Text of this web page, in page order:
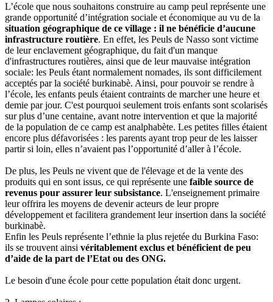
L’école que nous souhaitons construire au camp peul représente une
grande opportunité d’intégration sociale et économique au vu de la
situation géographique de ce village : il ne bénéficie d’aucune
infrastructure routière. En effet, les Peuls de Nasso sont victime
de leur enclavement géographique, du fait d'un manque
d'infrastructures routières, ainsi que de leur mauvaise intégration
sociale: les Peuls étant normalement nomades, ils sont difficilement
acceptés par la société burkinabè. Ainsi, pour pouvoir se rendre à
l’école, les enfants peuls étaient contraints de marcher une heure et
demie par jour. C'est pourquoi seulement trois enfants sont scolarisés
sur plus d’une centaine, avant notre intervention et que la majorité
de la population de ce camp est analphabète. Les petites filles étaient
encore plus défavorisées : les parents ayant trop peur de les laisser
partir si loin, elles n’avaient pas l’opportunité d’aller à l’école.
De plus, les Peuls ne vivent que de l'élevage et de la vente des
produits qui en sont issus, ce qui représente une faible source de
revenus pour assurer leur subsistance. L'enseignement primaire
leur offrira les moyens de devenir acteurs de leur propre
développement et facilitera grandement leur insertion dans la société
burkinabè.
Enfin les Peuls représente l’ethnie la plus rejetée du Burkina Faso:
ils se trouvent ainsi véritablement exclus et bénéficient de peu
d’aide de la part de l’Etat ou des ONG.
Le besoin d'une école pour cette population était donc urgent.